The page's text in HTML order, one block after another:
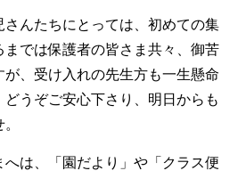
んたちにとっては、初めての集
までは保護者の皆さま共々、御苦
、受け入れの先生方も一生懸命
うぞご安心下さり、明日からも
へは、「園だより」や「クラス便